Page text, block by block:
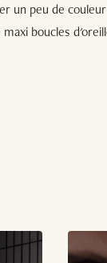
un peu de
boucles